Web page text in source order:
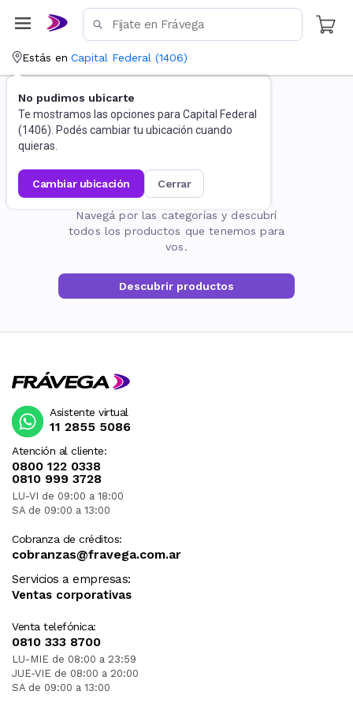
Estás en Capital Federal (1406)
No pudimos ubicarte
Te mostramos las opciones para Capital Federal
(1406). Podés cambiar tu ubicación cuando
quieras.
cambiar ubicación cerrar
La página no existe
Navegá por las categorías y descubrí
todos los productos que tenemos para
vos.
Descubrir productos
Atención al cliente:
0800 122 0338
0810 999 3728
LU-VI de 09:00 a 18:00
SA de 09:00 a 13:00
Cobranza de créditos:
cobranzas@fravega.com.ar
Servicios a empresas:
Ventas corporativas
Venta telefónica:
0810 333 8700
LU-MIE de 08:00 a 23:59
JUE-VIE de 08:00 a 20:00
SA de 09:00 a 13:00
Asistente virtual
11 2855 5086